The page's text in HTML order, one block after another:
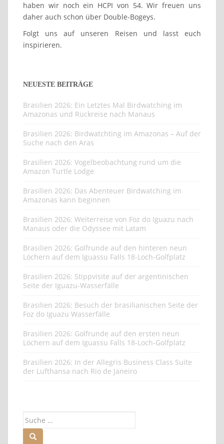
haben wir noch ein HCPI von 54. Wir freuen uns
daher auch schon über Double-Bogeys.
Folgt uns auf unseren Reisen und lasst euch
inspirieren.
NEUESTE BEITRÄGE
Brasilien 2026: Ein Letztes Mal Birdwatching im
Amazonas und Rückreise nach Manaus
Brasilien 2026: Birdwatchting im Amazonas – Auf der
Suche nach den Aras
Brasilien 2026: Vogelbeobachtung rund um die
Amazon Turtle Lodge
Brasilien 2026: Das Abenteuer Birdwatching im
Amazonas kann beginnen
Brasilien 2026: Weiterreise von Foz do Iguazu nach
Manaus oder die Odyssee mit Latam
Brasilien 2026: Golfrunde auf den hinteren neun
Löchern auf dem Iguassu Falls 18-Loch-Golfplatz
Brasilien 2026: Stippvisite auf der argentinischen
Seite der Iguazu-Wasserfälle
Brasilien 2026: Besuch der brasilianischen Seite der
Foz do Iguazu Wasserfälle
Brasilien 2026: Golfrunde auf den ersten neun
Löchern auf dem Iguassu Falls 18-Loch-Golfplatz
Brasilien 2026: In der Allegris Business Class Suite
der Lufthansa nach Rio de Janeiro